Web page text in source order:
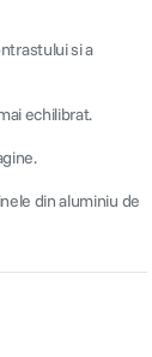
si a
echilibrat.
din aluminiu de